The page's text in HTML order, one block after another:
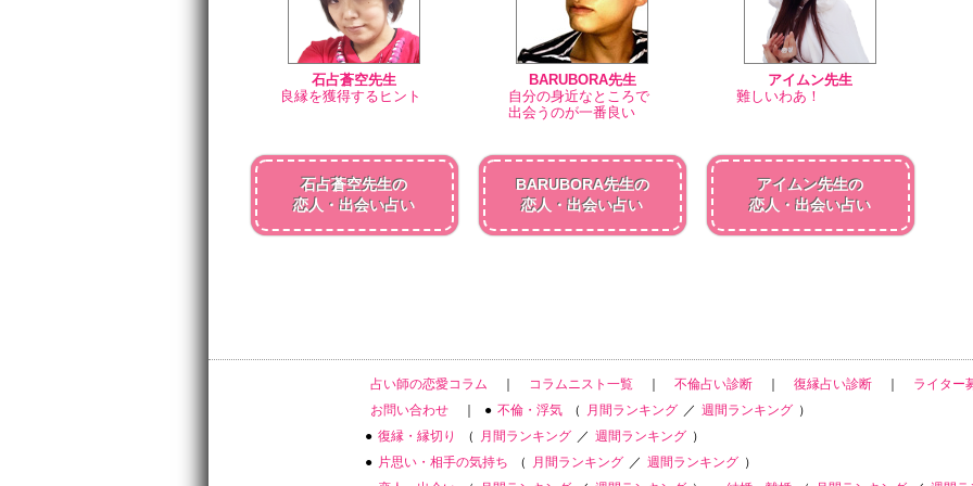
石占蒼空先生
良縁を獲得するヒント
石占蒼空先生の
恋人・出会い占い
BARUBORA先生
自分の身近なところで
出会うのが一番良い
BARUBORA先生の
恋人・出会い占い
アイムン先生
難しいわあ！
アイムン先生の
恋人・出会い占い
占い師の恋愛コラム コラムニスト一覧 不倫占い診断 復縁占い診断
ライター
お問い合わせ
● 不倫・浮気 （ 月間ランキング ／ 週間ランキング ）
● 復縁・縁切り （ 月間ランキング ／ 週間ランキング ）
● 片思い・相手の気持ち （ 月間ランキング ／ 週間ランキング ）